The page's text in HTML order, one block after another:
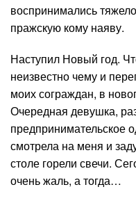
воспринимались
пражскую кому наяву.
Наступил Новый год.
неизвестно чему и
моих сограждан, в
Очередная девушка,
предпринимательское
смотрела на меня и
столе горели свечи.
очень жаль, а тогда…